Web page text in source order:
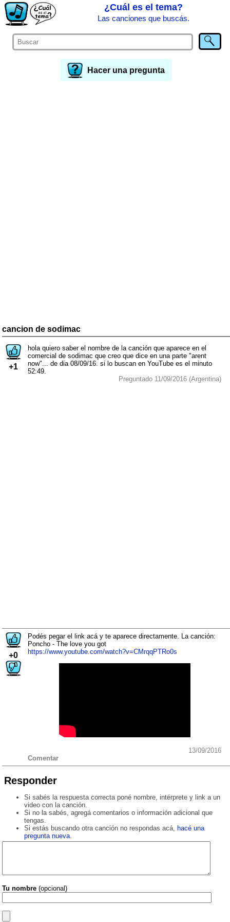
¿Cuál es el tema?
Las canciones que buscás.
Hacer una pregunta
cancion de sodimac
+1
hola quiero saber el nombre de la canción que aparece en el
comercial de sodimac que creo que dice en una parte "arent
now"... de dia 08/09/16. si lo buscan en YouTube es el minuto
52:49.
Preguntado 11/09/2016 (Argentina)
+0
Podés pegar el link acá y te aparece directamente. La canción:
Poncho - The love you got
https://www.youtube.com/watch?v=CMrqqPTRo0s
13/09/2016
Comentar
Responder
Si sabés la respuesta correcta poné nombre, intérprete y link a un
video con la canción.
Si no la sabés, agregá comentarios o información adicional que
tengas.
Si estás buscando otra canción no respondas acá, hacé una
pregunta nueva.
Tu nombre (opcional)